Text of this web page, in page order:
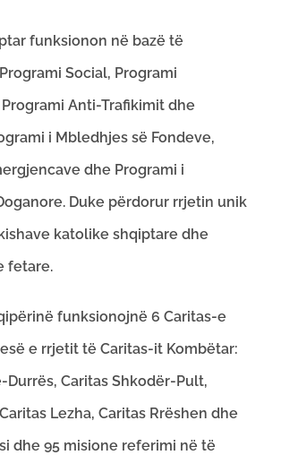
funksionon në bazë të
Social, Programi
Anti-Trafikimit dhe
i Mbledhjes së Fondeve,
dhe Programi i
Duke përdorur rrjetin unik
katolike shqiptare dhe
fetare.
funksionojnë 6 Caritas-e
e rrjetit të Caritas-it Kombëtar:
Durrës, Caritas Shkodër-Pult,
Lezha, Caritas Rrëshen dhe
dhe 95 misione referimi në të